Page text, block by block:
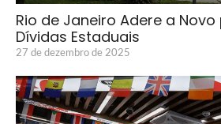
Rio de Janeiro Adere a
Dívidas Estaduais
27 de dezembro de 2025